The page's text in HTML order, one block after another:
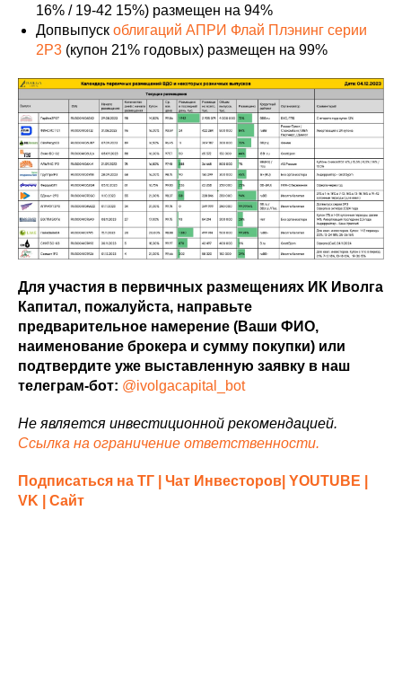
16% / 19-42 15%) размещен на 94%
Допвыпуск облигаций АПРИ Флай Плэнинг серии
2P3 (купон 21% годовых) размещен на 99%
Для участия в первичных размещениях ИК Иволга
Капитал, пожалуйста, направьте
предварительное намерение (Ваши ФИО,
наименование брокера и сумму покупки) или
подтвердите уже выставленную заявку в наш
телеграм-бот: @ivolgacapital_bot
Не является инвестиционной рекомендацией.
Ссылка на ограничение ответственности.
Подписаться на ТГ
| Чат Инвесторов| YOUTUBE |
VK | Сайт